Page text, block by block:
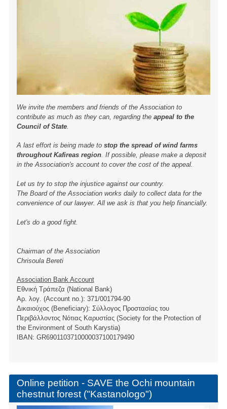
We invite the members and friends of the Association to
contribute as much as they can, regarding the appeal to the
Council of State.
A last effort is being made to stop the spread of wind farms
throughout Kafireas region. If possible, please make a deposit
in the Association's account to cover the cost of the appeal.
Let us try to stop the injustice against our country.
The Board of the Association works daily to collect data for the
convenience of our lawyer. All we ask is that you help financially.
Let's do a good fight.
Chairman of the Association
Chrisoula Bereti
Association Bank Account
Εθνική Τράπεζα (National Bank)
Αρ. λογ. (Account no.): 371/001794-90
Δικαιούχος (Beneficiary): Σύλλογος Προστασίας του
Περιβάλλοντος Νότιας Καρυστίας (Society for the Protection of
the Environment of South Karystia)
ΙBAN: GR6901103710000037100179490
Online petition - SAVE the Ochi mountain
chestnut forest ("Kastanologo")